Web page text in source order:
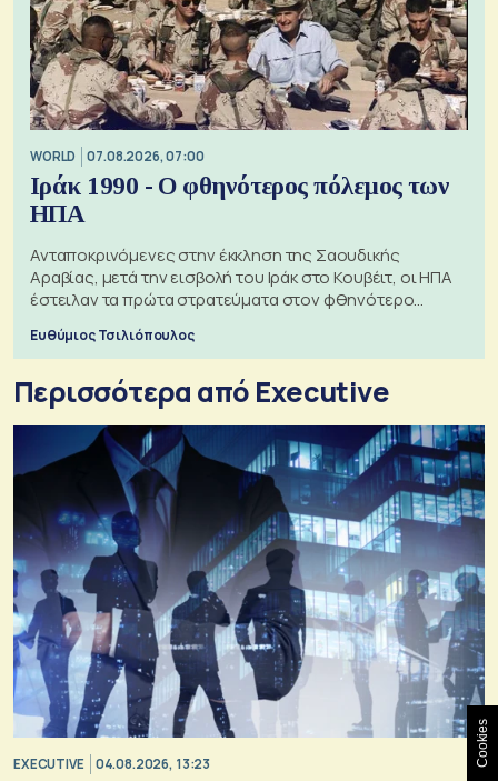
WORLD 07.08.2026, 07:00
Ιράκ 1990 - Ο φθηνότερος πόλεμος των
ΗΠΑ
Ανταποκρινόμενες στην έκκληση της Σαουδικής
Αραβίας, μετά την εισβολή του Ιράκ στο Κουβέιτ, οι ΗΠΑ
έστειλαν τα πρώτα στρατεύματα στον φθηνότερο
Ευθύμιος Τσιλιόπουλος
Περισσότερα από Executive
EXECUTIVE 04.08.2026, 13:23 Cookies